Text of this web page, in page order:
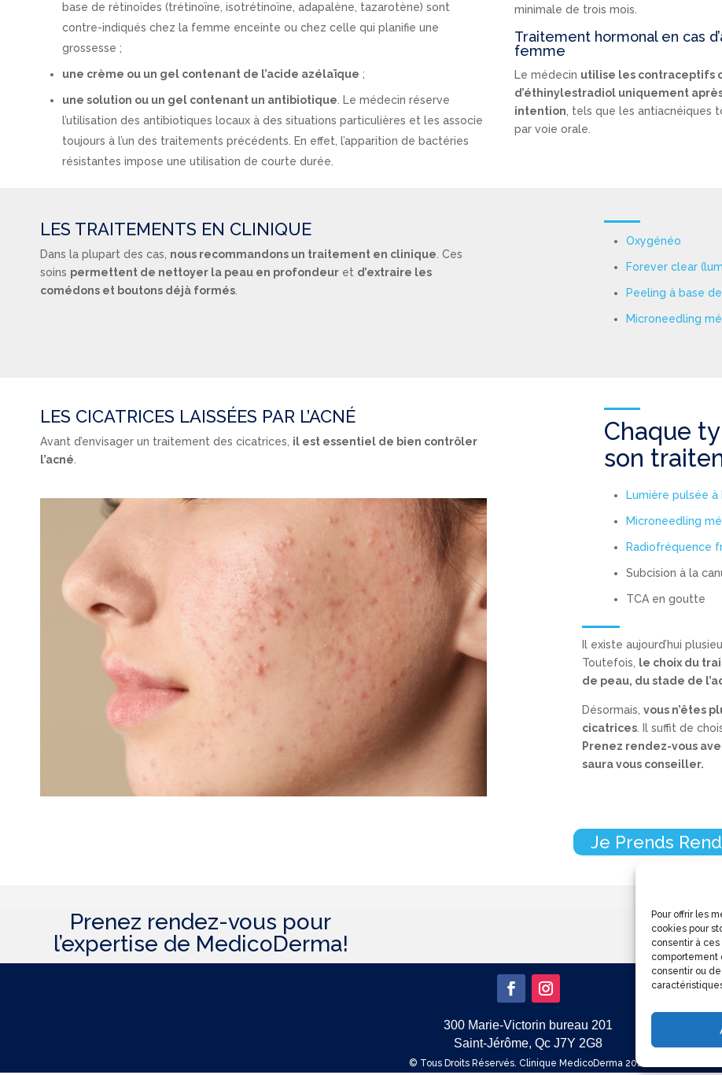
Pour offrir les
cookies pour
consentir à
comportement
consentir ou
base de rétinoïdes (trétinoïne, isotrétinoïne, adapalène, tazarotène) sont
contre-indiqués chez la femme enceinte ou chez celle qui planifie une
grossesse ;
une crème ou un gel contenant de l’acide azélaïque ;
une solution ou un gel contenant un antibiotique . Le médecin réserve
l’utilisation des antibiotiques locaux à des situations particulières et les associe
toujours à l’un des traitements précédents. En effet, l’apparition de bactéries
résistantes impose une utilisation de courte durée.
minimale de trois mois.
Traitement hormonal en cas
femme
Le médecin utilise les contraceptifs
d’éthinylestradiol uniquement
intention, tels que les antiacnéiques
par voie orale.
LES TRAITEMENTS EN CLINIQUE
Dans la plupart des cas, nous recommandons un traitement en clinique . Ces
soins permettent de nettoyer la peau en profondeur et d’extraire les
comédons et boutons déjà formés
Oxygénéo
Forever clear
Peeling à base
Microneedling
LES CICATRICES LAISSÉES PAR L’ACNÉ
Avant d’envisager un traitement des cicatrices, il est essentiel de bien contrôler
l’acné
Chaque
son
Lumière pulsée
Microneedling
Radiofréquence
Subcision à la
TCA en goutte
Il existe aujourd’hui
Toutefois,
le choix du
de peau, du stade de
Désormais, vous n’êtes
cicatrices. Il suffit de
Prenez rendez-vous
saura vous conseiller.
Je Prends
Prenez rendez-vous pour
l’expertise de MedicoDerma!
300 Marie-Victorin bureau 201
Saint-Jérôme, Qc J7Y 2G8
© Tous Droits Réservés. Clinique MedicoDerma 2026